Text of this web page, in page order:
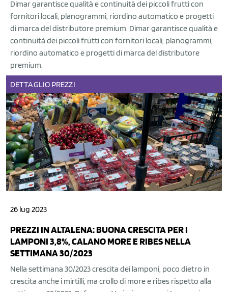
Dimar garantisce qualità e continuità dei piccoli frutti con
fornitori locali, planogrammi, riordino automatico e progetti
di marca del distributore premium. Dimar garantisce qualità e
continuità dei piccoli frutti con fornitori locali, planogrammi,
riordino automatico e progetti di marca del distributore
premium.
DETTAGLIO PREZZI
26 lug 2023
PREZZI IN ALTALENA: BUONA CRESCITA PER I
LAMPONI 3,8%, CALANO MORE E RIBES NELLA
SETTIMANA 30/2023
Nella settimana 30/2023 crescita dei lamponi, poco dietro in
crescita anche i mirtilli, ma crollo di more e ribes rispetto alla